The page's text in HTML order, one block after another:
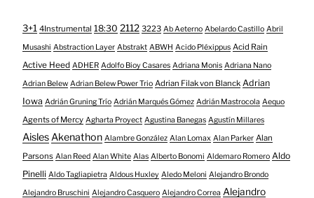
3+1 4Instrumental 18:30 2112 3223 Ab Aeterno Abelardo Castillo Abril
Musashi Abstraction Layer Abstrakt ABWH Acido Pléxippus Acid Rain
Active Heed ADHER Adolfo Bioy Casares Adriana Monis Adriana Nano
Adrian Belew Adrian Belew Power Trio Adrian Filak von Blanck Adrian
Iowa Adrián Gruning Trío Adrián Marqués Gómez Adrián Mastrocola Aequo
Agents of Mercy Agharta Proyect Agustina Banegas Agustín Millares
AislesAkenathon Alambre González Alan Lomax Alan Parker Alan
Parsons Alan Reed Alan White Alas Alberto Bonomi Aldemaro Romero Aldo
Pinelli Aldo Tagliapietra Aldous Huxley Aledo Meloni Alejandro Brondo
Alejandro Bruschini Alejandro Casquero Alejandro Correa Alejandro